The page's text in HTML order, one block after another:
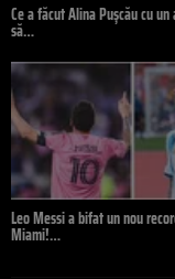
Ce a făcut Alina Pușcău cu
să…
Leo Messi a bifat un nou
Miami!…